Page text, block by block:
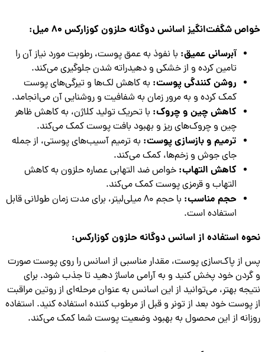
شگفت‌انگیز اسانس دوگانه حلزون کوزارکس 80 میل:
آبرسانی عمیق:با نفوذ به عمق پوست، رطوبت مورد نیاز آن را
تامین کرده و از خشکی و دهیدراته شدن جلوگیری می‌کند.
روشن کنندگی پوست:به کاهش لک‌ها و تیرگی‌های پوست
کمک کرده و به مرور زمان به شفافیت و روشنایی آن می‌انجامد.
کاهش چین و چروک:با تحریک تولید کلاژن، به کاهش ظاهر
چین و چروک‌های ریز و بهبود بافت پوست کمک می‌کند.
ترمیم و بازسازی پوست:به ترمیم آسیب‌های پوستی، از جمله
جای جوش و زخم‌ها، کمک می‌کند.
کاهش التهاب:خواص ضد التهابی عصاره حلزون به کاهش
التهاب و قرمزی پوست کمک می‌کند.
حجم مناسب:
با حجم 80 میلی‌لیتر، برای مدت زمان طولانی قابل
استفاده است.
استفاده از اسانس دوگانه حلزون کوزارکس:
از پاک‌سازی پوست، مقدار مناسبی از اسانس را روی پوست صورت
خود پخش کنید و به آرامی ماساژ دهید تا جذب شود. برای
بهتر، می‌توانید از این اسانس به عنوان مرحله‌ای از روتین مراقبت
خود بعد از تونر و قبل از مرطوب کننده استفاده کنید. استفاده
از این محصول به بهبود وضعیت پوست شما کمک می‌کند.